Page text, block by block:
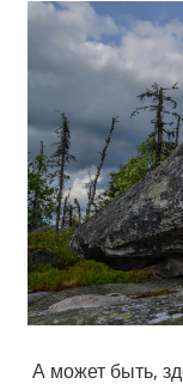
А может быть,